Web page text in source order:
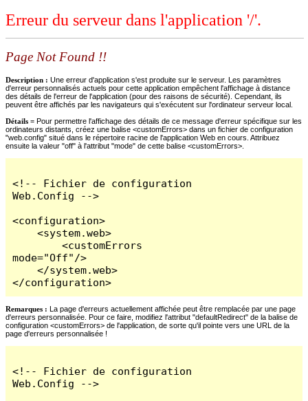
Erreur du serveur dans l'application '/'.
Page Not Found !!
Description : Une erreur d'application s'est produite sur le serveur. Les paramètres
d'erreur personnalisés actuels pour cette application empêchent l'affichage à distance
des détails de l'erreur de l'application (pour des raisons de sécurité). Cependant, ils
peuvent être affichés par les navigateurs qui s'exécutent sur l'ordinateur serveur local.
Détails = Pour permettre l'affichage des détails de ce message d'erreur spécifique sur les
ordinateurs distants, créez une balise <customErrors> dans un fichier de configuration
"web.config" situé dans le répertoire racine de l'application Web en cours. Attribuez
ensuite la valeur "off" à l'attribut "mode" de cette balise <customErrors>.
<!-- Fichier de configuration
Web.Config -->
<configuration>
    <system.web>
        <customErrors
mode="Off"/>
    </system.web>
</configuration>
Remarques : La page d'erreurs actuellement affichée peut être remplacée par une page
d'erreurs personnalisée. Pour ce faire, modifiez l'attribut "defaultRedirect" de la balise de
configuration <customErrors> de l'application, de sorte qu'il pointe vers une URL de la
page d'erreurs personnalisée !
<!-- Fichier de configuration
Web.Config -->